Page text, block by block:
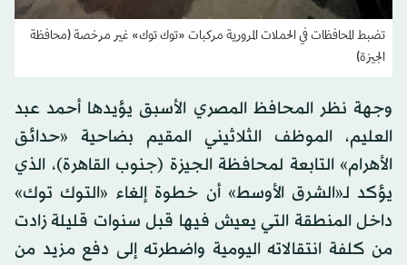
تضبط المحافظات في الحملات المرورية مركبات «توك توك» غير مرخصة (محافظة
الجيزة)
وجهة نظر المحافظ المصري الأسبق يؤيدها أحمد عبد
العليم، الموظف الثلاثيني المقيم بضاحية «حدائق
الأهرام» التابعة لمحافظة الجيزة (جنوب القاهرة)، الذي
يؤكد لـ«الشرق الأوسط» أن خطوة إلغاء «التوك توك»
داخل المنطقة التي يعيش فيها قبل سنوات قليلة زادت
من كلفة انتقالاته اليومية واضطرته إلى دفع مزيد من